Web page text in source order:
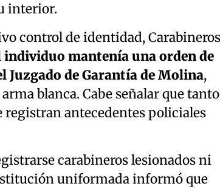
interior.
control de identidad, Carabineros
individuo mantenía una orden de
Juzgado de Garantía de Molina,
blanca. Cabe señalar que
antecedentes policiales
carabineros lesionados ni
uniformada informó que